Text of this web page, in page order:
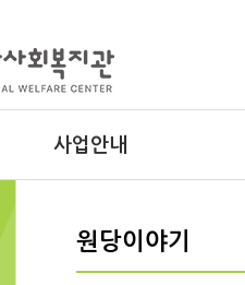
사업안내
서비스제공사업
원당이야기